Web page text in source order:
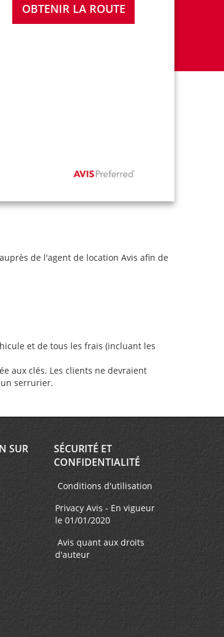
OBTENIR LA ROUTE
de l'agent de location Avis afin de
et de tous les frais (incluant les
aux clés. Les clients ne devraient
serrurier.
SUR
SÉCURITÉ ET
CONFIDENTIALITÉ
Conditions d'utilisation
Privacy Avis - En vigueur
le 01/01/2020
Avis quant aux droits
d'auteur